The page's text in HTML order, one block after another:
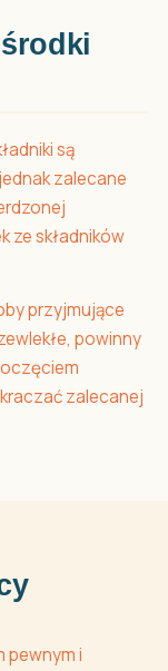
są
zalecane
ze składników
przyjmujące
powinny
zalecanej
pewnym i